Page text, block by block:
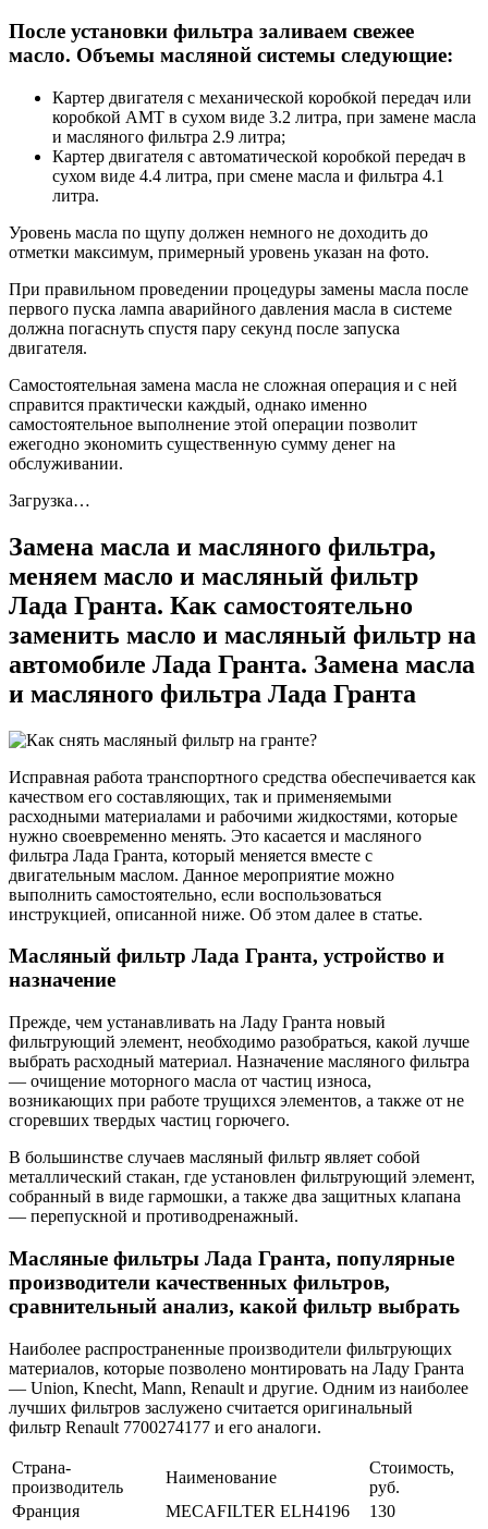
После установки фильтра заливаем свежее
масло. Объемы масляной системы следующие:
Картер двигателя с механической коробкой передач или
коробкой АМТ в сухом виде 3.2 литра, при замене масла
и масляного фильтра 2.9 литра;
Картер двигателя с автоматической коробкой передач в
сухом виде 4.4 литра, при смене масла и фильтра 4.1
литра.
Уровень масла по щупу должен немного не доходить до
отметки максимум, примерный уровень указан на фото.
При правильном проведении процедуры замены масла после
первого пуска лампа аварийного давления масла в системе
должна погаснуть спустя пару секунд после запуска
двигателя.
Самостоятельная замена масла не сложная операция и с ней
справится практически каждый, однако именно
самостоятельное выполнение этой операции позволит
ежегодно экономить существенную сумму денег на
обслуживании.
Загрузка…
Замена масла и масляного фильтра,
меняем масло и масляный фильтр
Лада Гранта. Как самостоятельно
заменить масло и масляный фильтр на
автомобиле Лада Гранта. Замена масла
и масляного фильтра Лада Гранта
Исправная работа транспортного средства обеспечивается как
качеством его составляющих, так и применяемыми
расходными материалами и рабочими жидкостями, которые
нужно своевременно менять. Это касается и масляного
фильтра Лада Гранта, который меняется вместе с
двигательным маслом. Данное мероприятие можно
выполнить самостоятельно, если воспользоваться
инструкцией, описанной ниже. Об этом далее в статье.
Масляный фильтр Лада Гранта, устройство и
назначение
Прежде, чем устанавливать на Ладу Гранта новый
фильтрующий элемент, необходимо разобраться, какой лучше
выбрать расходный материал. Назначение масляного фильтра
— очищение моторного масла от частиц износа,
возникающих при работе трущихся элементов, а также от не
сгоревших твердых частиц горючего.
В большинстве случаев масляный фильтр являет собой
металлический стакан, где установлен фильтрующий элемент,
собранный в виде гармошки, а также два защитных клапана
— перепускной и противодренажный.
Масляные фильтры Лада Гранта, популярные
производители качественных фильтров,
сравнительный анализ, какой фильтр выбрать
Наиболее распространенные производители фильтрующих
материалов, которые позволено монтировать на Ладу Гранта
— Union, Knecht, Mann, Renault и другие. Одним из наиболее
лучших фильтров заслужено считается оригинальный
фильтр Renault 7700274177 и его аналоги.
Страна-
производитель
Наименование
Стоимость,
руб.
Франция
MECAFILTER ELH4196
130